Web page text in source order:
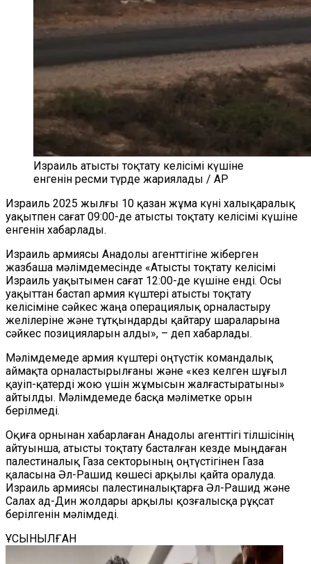
Израиль атысты тоқтату келісімі күшіне
енгенін ресми түрде жариялады / AP
Израиль 2025 жылғы 10 қазан жұма күні халықаралық
уақытпен сағат 09:00-де атысты тоқтату келісімі күшіне
енгенін хабарлады.
Израиль армиясы Анадолы агенттігіне жіберген
жазбаша мәлімдемесінде «Атысты тоқтату келісімі
Израиль уақытымен сағат 12:00-де күшіне енді. Осы
уақыттан бастап армия күштері атысты тоқтату
келісіміне сәйкес жаңа операциялық орналастыру
желілеріне және тұтқындарды қайтару шараларына
сәйкес позицияларын алды», – деп хабарлады.
Мәлімдемеде армия күштері оңтүстік командалық
аймақта орналастырылғаны және «кез келген шұғыл
қауіп-қатерді жою үшін жұмысын жалғастыратыны»
айтылды. Мәлімдемеде басқа мәліметке орын
берілмеді.
Оқиға орнынан хабарлаған Анадолы агенттігі тілшісінің
айтуынша, атысты тоқтату басталған кезде мыңдаған
палестиналық Газа секторының оңтүстігінен Газа
қаласына Әл-Рашид көшесі арқылы қайта оралуда.
Израиль армиясы палестиналықтарға Әл-Рашид және
Салах ад-Дин жолдары арқылы қозғалысқа рұқсат
берілгенін мәлімдеді.
ҰСЫНЫЛҒАН